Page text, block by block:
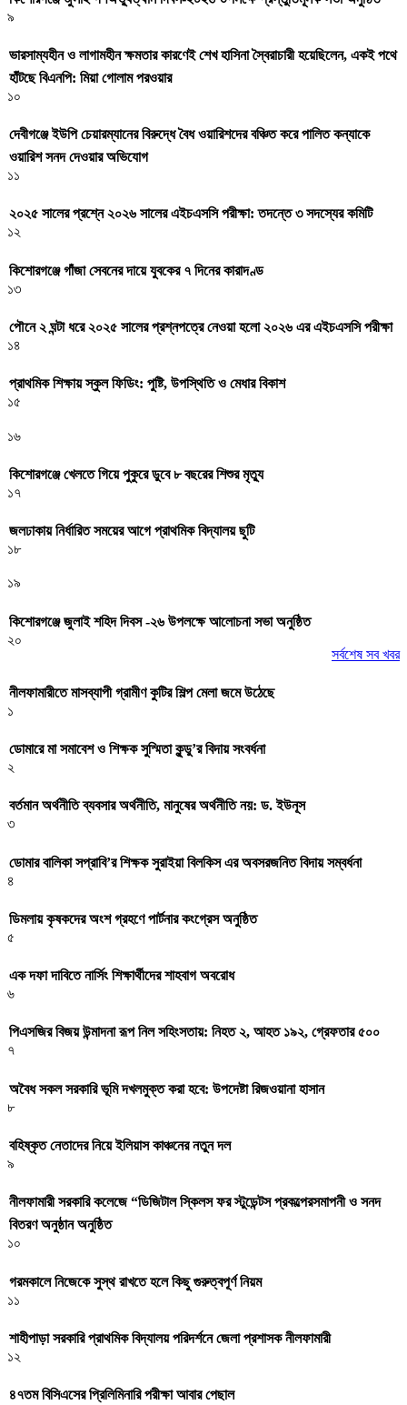
৯
ভারসাম্যহীন ও লাগামহীন ক্ষমতার কারণেই শেখ হাসিনা স্বৈরাচারী হয়েছিলেন, একই পথে
হাঁটছে বিএনপি: মিয়া গোলাম পরওয়ার
১০
দেবীগঞ্জে ইউপি চেয়ারম্যানের বিরুদ্ধে বৈধ ওয়ারিশদের বঞ্চিত করে পালিত কন্যাকে
ওয়ারিশ সনদ দেওয়ার অভিযোগ
১১
২০২৫ সালের প্রশ্নে ২০২৬ সালের এইচএসসি পরীক্ষা: তদন্তে ৩ সদস্যের কমিটি
১২
কিশোরগঞ্জে গাঁজা সেবনের দায়ে যুবকের ৭ দিনের কারাদণ্ড
১৩
পৌনে ২ ঘন্টা ধরে ২০২৫ সালের প্রশ্নপত্রে নেওয়া হলো ২০২৬ এর এইচএসসি পরীক্ষা
১৪
প্রাথমিক শিক্ষায় স্কুল ফিডিং: পুষ্টি, উপস্থিতি ও মেধার বিকাশ
১৫
১৬
কিশোরগঞ্জে খেলতে গিয়ে পুকুরে ডুবে ৮ বছরের শিশুর মৃত্যু
১৭
জলঢাকায় নির্ধারিত সময়ের আগে প্রাথমিক বিদ্যালয় ছুটি
১৮
১৯
কিশোরগঞ্জে জুলাই শহিদ দিবস -২৬ উপলক্ষে আলোচনা সভা অনুষ্ঠিত
২০
সর্বশেষ সব খবর
নীলফামারীতে মাসব্যাপী গ্রামীণ কুটির শিল্প মেলা জমে উঠেছে
১
ডোমারে মা সমাবেশ ও শিক্ষক সুস্মিতা কুন্ডু’র বিদায় সংবর্ধনা
২
বর্তমান অর্থনীতি ব্যবসার অর্থনীতি, মানুষের অর্থনীতি নয়: ড. ইউনূস
৩
ডোমার বালিকা সপ্রাবি’র শিক্ষক সুরাইয়া বিলকিস এর অবসরজনিত বিদায় সম্বর্ধনা
৪
ডিমলায় কৃষকদের অংশ গ্রহণে পার্টনার কংগ্রেস অনুষ্ঠিত
৫
এক দফা দাবিতে নার্সিং শিক্ষার্থীদের শাহবাগ অবরোধ
৬
পিএসজির বিজয় উন্মাদনা রূপ নিল সহিংসতায়: নিহত ২, আহত ১৯২, গ্রেফতার ৫০০
৭
অবৈধ সকল সরকারি ভূমি দখলমুক্ত করা হবে: উপদেষ্টা রিজওয়ানা হাসান
৮
বহিষ্কৃত নেতাদের নিয়ে ইলিয়াস কাঞ্চনের নতুন দল
৯
নীলফামারী সরকারি কলেজে “ডিজিটাল স্কিলস ফর স্টুডেন্টস প্রকল্পেরসমাপনী ও সনদ
বিতরণ অনুষ্ঠান অনুষ্ঠিত
১০
গরমকালে নিজেকে সুস্থ রাখতে হলে কিছু গুরুত্বপূর্ণ নিয়ম
১১
শাহীপাড়া সরকারি প্রাথমিক বিদ্যালয় পরিদর্শনে জেলা প্রশাসক নীলফামারী
১২
৪৭তম বিসিএসের প্রিলিমিনারি পরীক্ষা আবার পেছাল